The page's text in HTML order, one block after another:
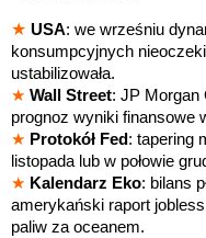
★ USA: we wrześniu
konsumpcyjnych
ustabilizowała.
★ Wall Street: JP Morgan
prognoz wyniki finansowe
★ Protokół Fed: tapering
listopada lub w połowie
★ Kalendarz Eko: bilans
amerykański raport
paliw za oceanem.